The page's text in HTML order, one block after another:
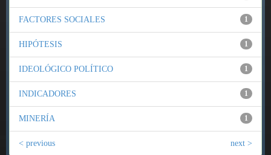
1
FACTORES SOCIALES
1
HIPÓTESIS
1
IDEOLÓGICO POLÍTICO
1
INDICADORES
1
MINERÍA
< previous next >